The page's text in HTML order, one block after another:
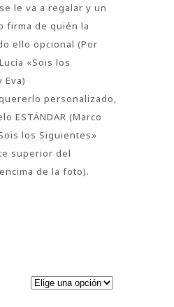
le va a regalar y un
firma de quién la
ello opcional (Por
«Sois los
personalizado,
ESTÁNDAR (Marco
los Siguientes»
superior del
de la foto).